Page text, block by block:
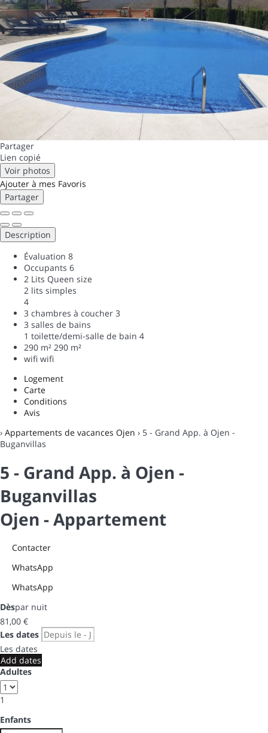
Partager
Lien copié
Voir photos
Ajouter à mes Favoris
Partager
Description
Évaluation 8
Occupants 6
2 Lits Queen size
2 lits simples
4
3 chambres à coucher 3
3 salles de bains
1 toilette/demi-salle de bain 4
290 m² 290 m²
wifi wifi
Logement
Carte
Conditions
Avis
› Appartements de vacances Ojen › 5 - Grand App. à Ojen -
Buganvillas
5 - Grand App. à Ojen -
Buganvillas
Ojen -Appartement
Contacter
WhatsApp
WhatsApp
Dèspar nuit
81,00 €
Les dates
Les dates
Add dates
Adultes
1
Enfants